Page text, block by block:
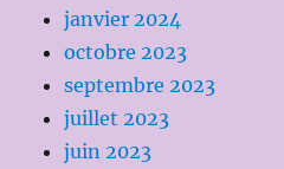
janvier 2024
octobre 2023
septembre 2023
juillet 2023
juin 2023